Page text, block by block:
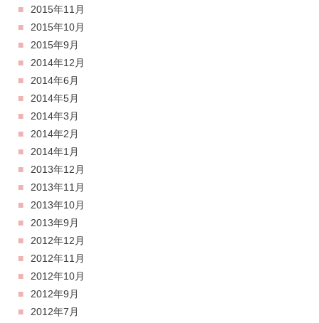
2015年11月
2015年10月
2015年9月
2014年12月
2014年6月
2014年5月
2014年3月
2014年2月
2014年1月
2013年12月
2013年11月
2013年10月
2013年9月
2012年12月
2012年11月
2012年10月
2012年9月
2012年7月